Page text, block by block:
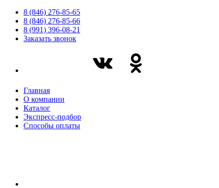
8 (846) 276-85-65
8 (846) 276-85-66
8 (991) 396-08-21
Заказать звонок
Главная
О компании
Каталог
Экспресс-подбор
Способы оплаты